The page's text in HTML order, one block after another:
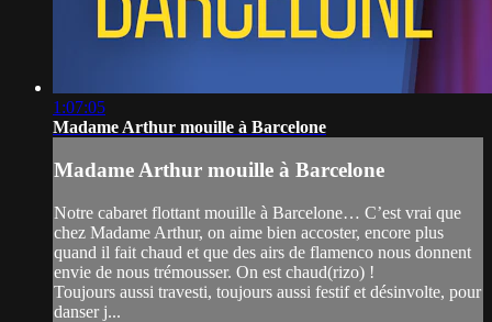
1:07:05
Madame Arthur mouille à Barcelone
Madame Arthur mouille à Barcelone
Notre cabaret flottant mouille à Barcelone… C’est vrai que
chez Madame Arthur, on aime bien accoster, encore plus
quand il fait chaud et que des airs de flamenco nous donnent
envie de nous trémousser. On est chaud(rizo) !
Toujours aussi travesti, toujours aussi festif et désinvolte, pour
danser j...